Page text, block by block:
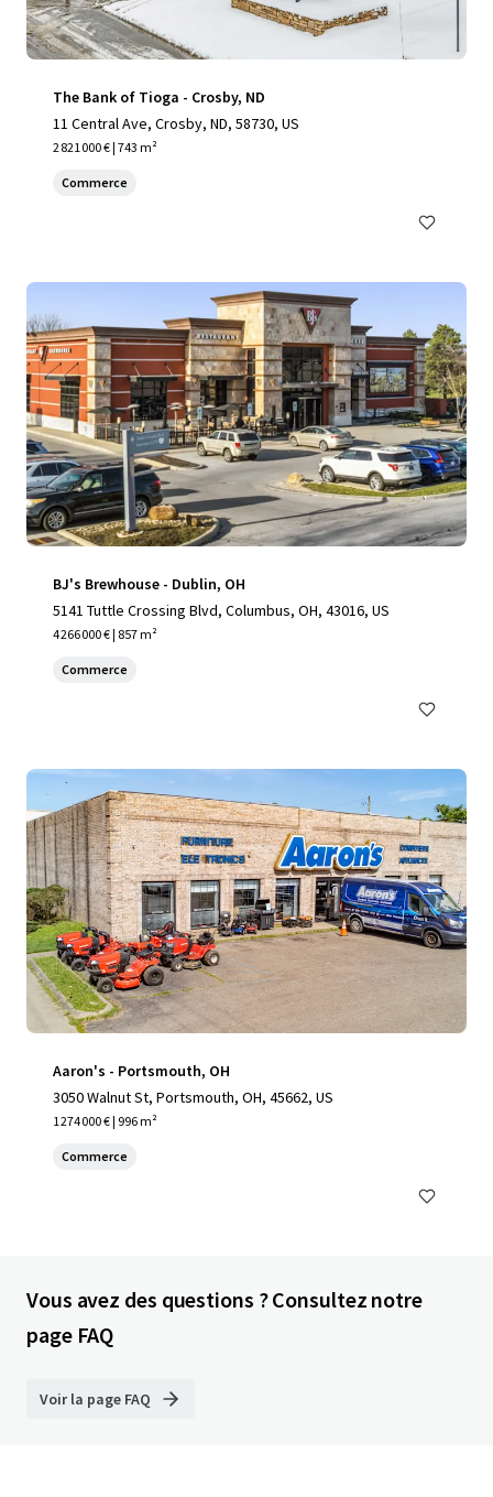
The Bank of Tioga - Crosby, ND
11 Central Ave, Crosby, ND, 58730, US
2 821 000 € | 743 m²
Commerce
BJ's Brewhouse - Dublin, OH
5141 Tuttle Crossing Blvd, Columbus, OH, 43016, US
4 266 000 € | 857 m²
Commerce
Aaron's - Portsmouth, OH
3050 Walnut St, Portsmouth, OH, 45662, US
1 274 000 € | 996 m²
Commerce
Vous avez des questions ? Consultez notre
page FAQ
Voir la page FAQ